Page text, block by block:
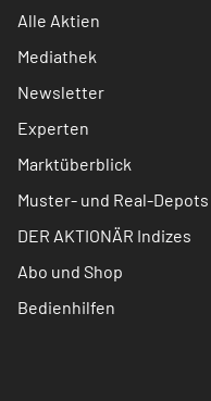
Alle Aktien
Mediathek
Newsletter
Experten
Marktüberblick
Muster- und Real-Depots
DER AKTIONÄR Indizes
Abo und Shop
Bedienhilfen